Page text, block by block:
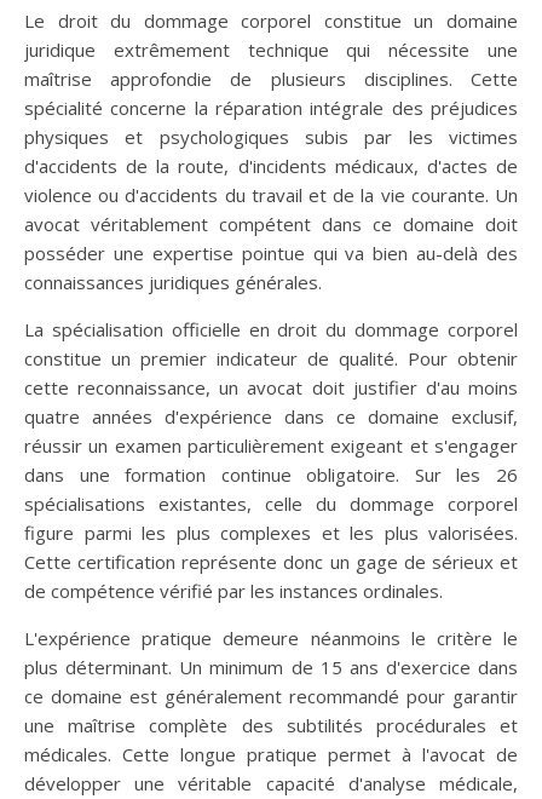
Le droit du dommage corporel constitue un domaine
juridique extrêmement technique qui nécessite une
maîtrise approfondie de plusieurs disciplines. Cette
spécialité concerne la réparation intégrale des préjudices
physiques et psychologiques subis par les victimes
d'accidents de la route, d'incidents médicaux, d'actes de
violence ou d'accidents du travail et de la vie courante. Un
avocat véritablement compétent dans ce domaine doit
posséder une expertise pointue qui va bien au-delà des
connaissances juridiques générales.
La spécialisation officielle en droit du dommage corporel
constitue un premier indicateur de qualité. Pour obtenir
cette reconnaissance, un avocat doit justifier d'au moins
quatre années d'expérience dans ce domaine exclusif,
réussir un examen particulièrement exigeant et s'engager
dans une formation continue obligatoire. Sur les 26
spécialisations existantes, celle du dommage corporel
figure parmi les plus complexes et les plus valorisées.
Cette certification représente donc un gage de sérieux et
de compétence vérifié par les instances ordinales.
L'expérience pratique demeure néanmoins le critère le
plus déterminant. Un minimum de 15 ans d'exercice dans
ce domaine est généralement recommandé pour garantir
une maîtrise complète des subtilités procédurales et
médicales. Cette longue pratique permet à l'avocat de
développer une véritable capacité d'analyse médicale,